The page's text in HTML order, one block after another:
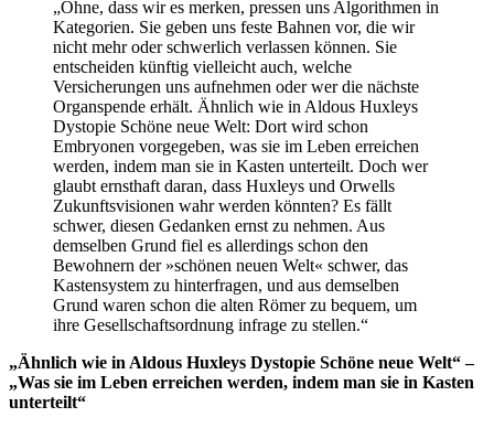
„Ohne, dass wir es merken, pressen uns Algorithmen in
Kategorien. Sie geben uns feste Bahnen vor, die wir
nicht mehr oder schwerlich verlassen können. Sie
entscheiden künftig vielleicht auch, welche
Versicherungen uns aufnehmen oder wer die nächste
Organspende erhält. Ähnlich wie in Aldous Huxleys
Dystopie Schöne neue Welt: Dort wird schon
Embryonen vorgegeben, was sie im Leben erreichen
werden, indem man sie in Kasten unterteilt. Doch wer
glaubt ernsthaft daran, dass Huxleys und Orwells
Zukunftsvisionen wahr werden könnten? Es fällt
schwer, diesen Gedanken ernst zu nehmen. Aus
demselben Grund fiel es allerdings schon den
Bewohnern der »schönen neuen Welt« schwer, das
Kastensystem zu hinterfragen, und aus demselben
Grund waren schon die alten Römer zu bequem, um
ihre Gesellschaftsordnung infrage zu stellen.“
„Ähnlich wie in Aldous Huxleys Dystopie Schöne neue Welt“ –
„Was sie im Leben erreichen werden, indem man sie in Kasten
unterteilt“